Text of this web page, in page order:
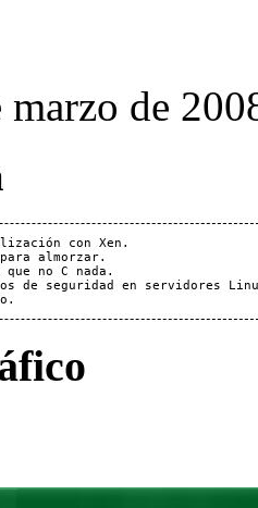
marzo de
con Xen.
almorzar.
no C nada.
de seguridad en servidores